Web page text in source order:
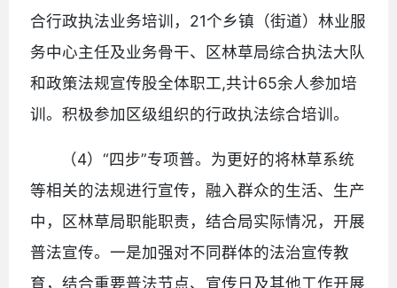
合行政执法业务培训，21个乡镇（街道）林业服
务中心主任及业务骨干、区林草局综合执法大队
和政策法规宣传股全体职工,共计65余人参加培
训。积极参加区级组织的行政执法综合培训。
（4）“四步”专项普。为更好的将林草系统
等相关的法规进行宣传，融入群众的生活、生产
中，区林草局职能职责，结合局实际情况，开展
普法宣传。一是加强对不同群体的法治宣传教
育，结合重要普法节点、宣传日及其他工作开展